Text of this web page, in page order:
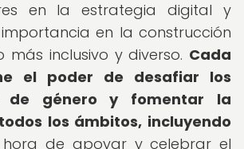
en la estrategia digital y
en la construcción
más inclusivo y diverso. Cada
el poder de desafiar los
de género y fomentar la
los ámbitos, incluyendo
hora de apoyar y celebrar el